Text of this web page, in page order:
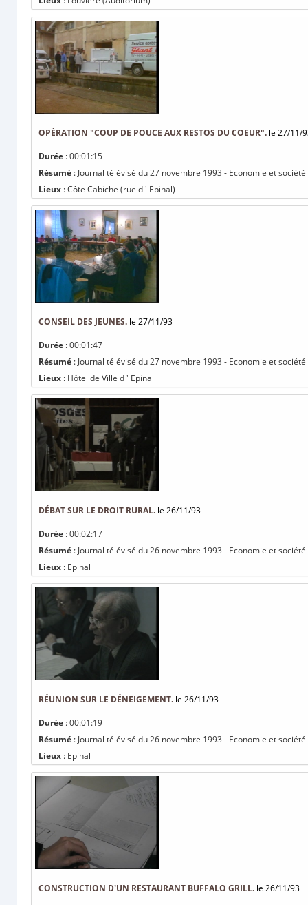
OPÉRATION "COUP DE POUCE AUX RESTOS DU COEUR". le 27/11/
Durée : 00:01:15
Résumé : Journal télévisé du 27 novembre 1993 - Economie et
Lieux : Côte Cabiche (rue d ' Epinal)
CONSEIL DES JEUNES. le 27/11/93
Durée : 00:01:47
Résumé : Journal télévisé du 27 novembre 1993 - Economie et
Lieux : Hôtel de Ville d ' Epinal
DÉBAT SUR LE DROIT RURAL. le 26/11/93
Durée : 00:02:17
Résumé : Journal télévisé du 26 novembre 1993 - Economie et
Lieux : Epinal
RÉUNION SUR LE DÉNEIGEMENT. le 26/11/93
Durée : 00:01:19
Résumé : Journal télévisé du 26 novembre 1993 - Economie et
Lieux : Epinal
CONSTRUCTION D'UN RESTAURANT BUFFALO GRILL. le 26/11/93